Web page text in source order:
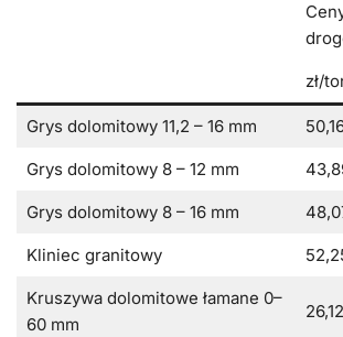
zł/
Grys dolomitowy 11,2 – 16 mm
Grys dolomitowy 8 – 12 mm
Grys dolomitowy 8 – 16 mm
Kliniec granitowy
Kruszywa dolomitowe łamane 0–
60 mm